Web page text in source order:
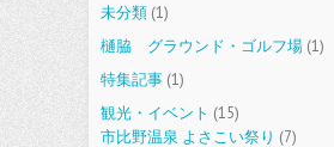
未分類 (1)
樋脇 グラウンド・ゴルフ場 (1)
特集記事 (1)
観光・イベント (15)
市比野温泉 よさこい祭り (7)